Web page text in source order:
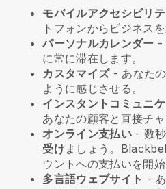
モバイルアクセシビリ
トフォンからビジネス
パーソナルカレンダー -
に常に滞在します。
カスタマイズ- あなたの
ように感じさせる。
インスタントコミュニ
あなたの顧客と直接チャ
オンライン支払い- 数秒
受けましょう。
ウントへの支払いを開始
多言語ウェブサイト -